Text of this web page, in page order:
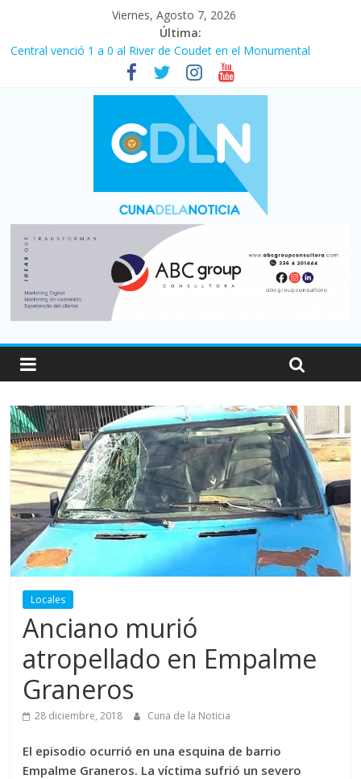
Viernes, Agosto 7, 2026
Última:
Central venció 1 a 0 al River de Coudet en el Monumental
La morosidad alcanzó su nivel más alto en dos décadas y ya
afecta a 400 mil deudores en Santa Fe
Desde que asumió Milei cerraron 41.000 kioscos: el sector
denuncia crisis como en 2001
Vacaciones de invierno con más movimiento y consumo
turístico: 4,6 millones de personas viajaron por el país, un 5,9%
Fuerte caída de la venta de autos usados en julio: bajó un 12,6%
Locales
Anciano murió
atropellado en Empalme
Graneros
28 diciembre, 2018 Cuna de la Noticia
El episodio ocurrió en una esquina de barrio
Empalme Graneros. La víctima sufrió un severo